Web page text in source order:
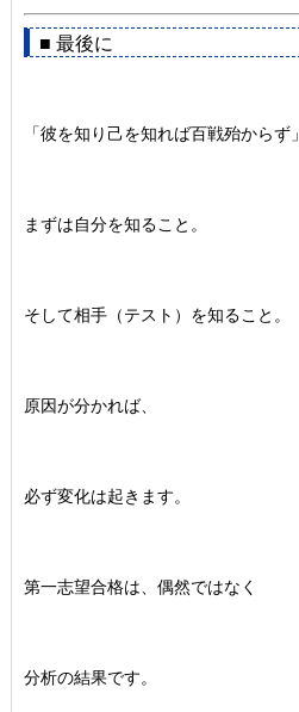
■ 最後に
「彼を知り己を知れば百戦殆からず」
まずは自分を知ること。
そして相手（テスト）を知ること。
原因が分かれば、
必ず変化は起きます。
第一志望合格は、偶然ではなく
分析の結果です。